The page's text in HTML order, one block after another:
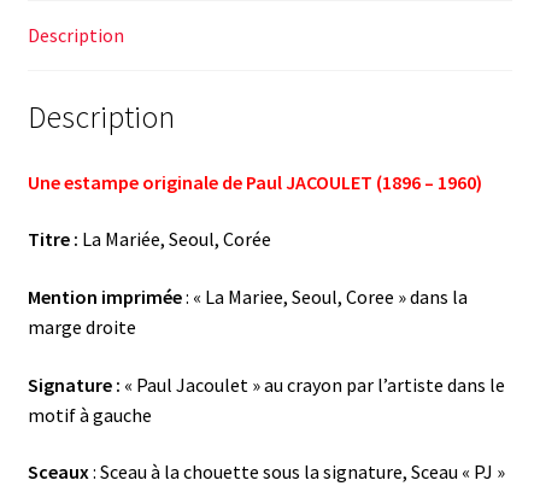
Description
Description
Une estampe originale de Paul JACOULET (1896 – 1960)
Titre : La Mariée, Seoul, Corée
Mention imprimée: « La Mariee, Seoul, Coree » dans la
marge droite
Signature : « Paul Jacoulet » au crayon par l’artiste dans le
motif à gauche
Sceaux: Sceau à la chouette sous la signature, Sceau « PJ »